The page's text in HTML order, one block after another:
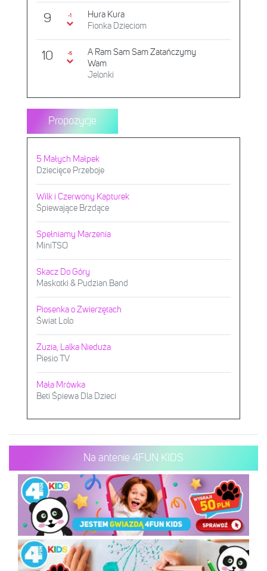
9 -1
Hura Kura
Fionka Dzieciom
10 -5
A Ram Sam Sam Zatańczymy
Wam
Jelonki
Propozycje
5 Małych Małpek
Dziecięce Przeboje
Wilk i Czerwony Kapturek
Śpiewające Brzdące
Spełniamy Marzenia
MiniTSO
Skacz Do Góry
Maskotki & Pudzian Band
Piosenka o Zwierzętach
Świat Lolo
Zuzia, Lalka Nieduża
Piesio TV
Mała Mrówka
Beti Śpiewa Dla Dzieci
Na antenie 4FUN KIDS